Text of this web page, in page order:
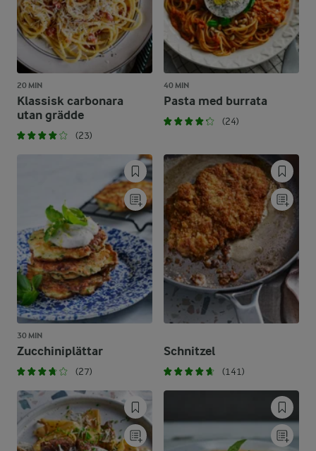
20 MIN
Klassisk carbonara
utan grädde
(23)
40 MIN
Pasta med burrata
(24)
30 MIN
Zucchiniplättar
(27)
Schnitzel
(141)